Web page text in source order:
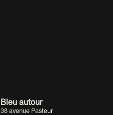
Bleu autour
38 avenue Pasteur